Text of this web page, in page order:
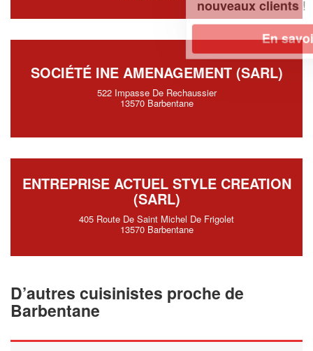
SOCIÉTÉ INE AMENAGEMENT (SARL)
522 Impasse De Rechaussier
13570 Barbentane
ENTREPRISE ACTUEL STYLE CREATION
(SARL)
405 Route De Saint Michel De Frigolet
13570 Barbentane
D’autres cuisinistes proche de
Barbentane
En savoir plus